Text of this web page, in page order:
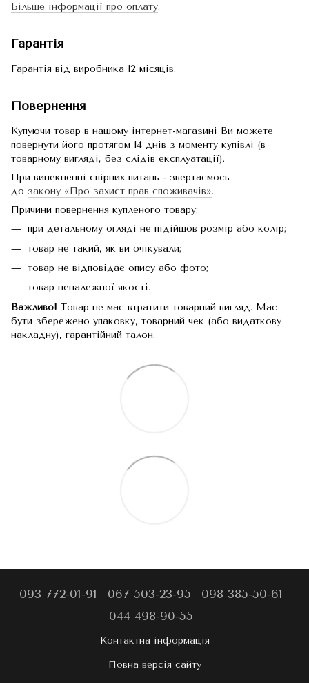
Більше інформації про оплату.
Гарантія
Гарантія від виробника 12 місяців.
Повернення
Купуючи товар в нашому інтернет-магазині Ви можете
повернути його протягом 14 днів з моменту купівлі (в
товарному вигляді, без слідів експлуатації).
При винекненні спірних питань - звертаємось
до закону «Про захист прав споживачів».
Причини повернення купленого товару:
при детальному огляді не підійшов розмір або колір;
товар не такий, як ви очікували;
товар не відповідає опису або фото;
товар неналежної якості.
Важливо! Товар не має втратити товарний вигляд. Має
бути збережено упаковку, товарний чек (або видаткову
накладну), гарантійний талон.
093 772-01-91 067 503-23-95
098 385-50-61
044 498-90-55
Контактна інформація
Повна версія сайту